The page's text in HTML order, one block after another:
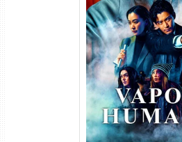
Vapor Humano 1ª
Torrent (2026)
Dual Áudio